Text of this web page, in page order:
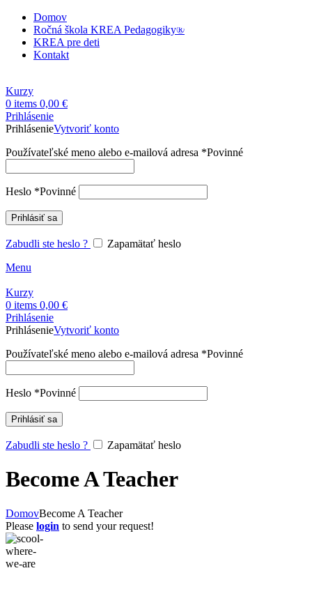
Domov
Ročná škola KREA Pedagogiky®
KREA pre deti
Kontakt
Kurzy
0 items 0,00 €
Prihlásenie
PrihlásenieVytvoriť konto
Používateľské meno alebo e-mailová adresa *Povinné
Heslo *Povinné
Prihlásiť sa
Zabudli ste heslo ?
Zapamätať heslo
Menu
Kurzy
0 items 0,00 €
Prihlásenie
PrihlásenieVytvoriť konto
Používateľské meno alebo e-mailová adresa *Povinné
Heslo *Povinné
Prihlásiť sa
Zabudli ste heslo ? Zapamätať heslo
Become A Teacher
DomovBecome A Teacher
Please login to send your request!